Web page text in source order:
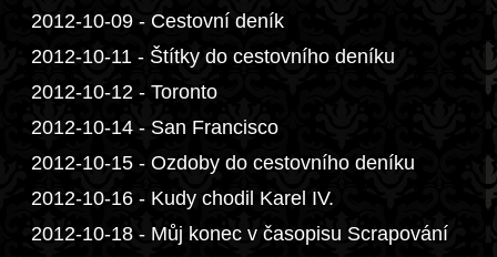
2012-10-09 - Cestovní deník
2012-10-11 - Štítky do cestovního deníku
2012-10-12 - Toronto
2012-10-14 - San Francisco
2012-10-15 - Ozdoby do cestovního deníku
2012-10-16 - Kudy chodil Karel IV.
2012-10-18 - Můj konec v časopisu Scrapování